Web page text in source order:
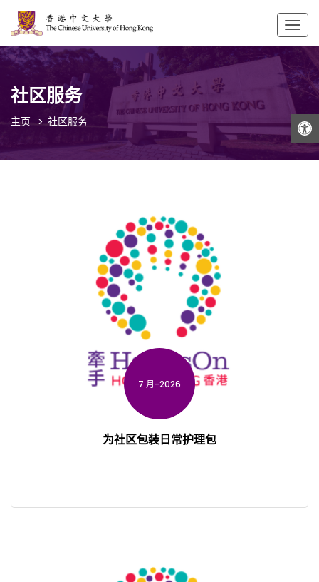
打开工具栏
社区服务
主页 社区服务
7 月-2026
为社区包装日常护理包